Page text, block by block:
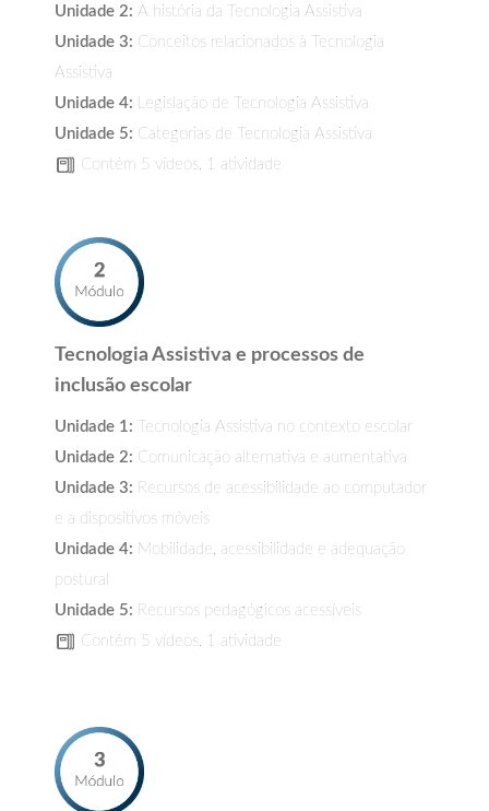
Unidade 2: A história da Tecnologia Assistiva
Unidade 3: Conceitos relacionados à Tecnologia
Assistiva
Unidade 4: Legislação de Tecnologia Assistiva
Unidade 5: Categorias de Tecnologia Assistiva
Contém 5 vídeos, 1 atividade
Tecnologia Assistiva e processos de
inclusão escolar
Unidade 1: Tecnologia Assistiva no contexto escolar
Unidade 2: Comunicação alternativa e aumentativa
Unidade 3: Recursos de acessibilidade ao computador
e a dispositivos móveis
Unidade 4: Mobilidade, acessibilidade e adequação
postural
Unidade 5: Recursos pedagógicos acessíveis
Contém 5 vídeos, 1 atividade